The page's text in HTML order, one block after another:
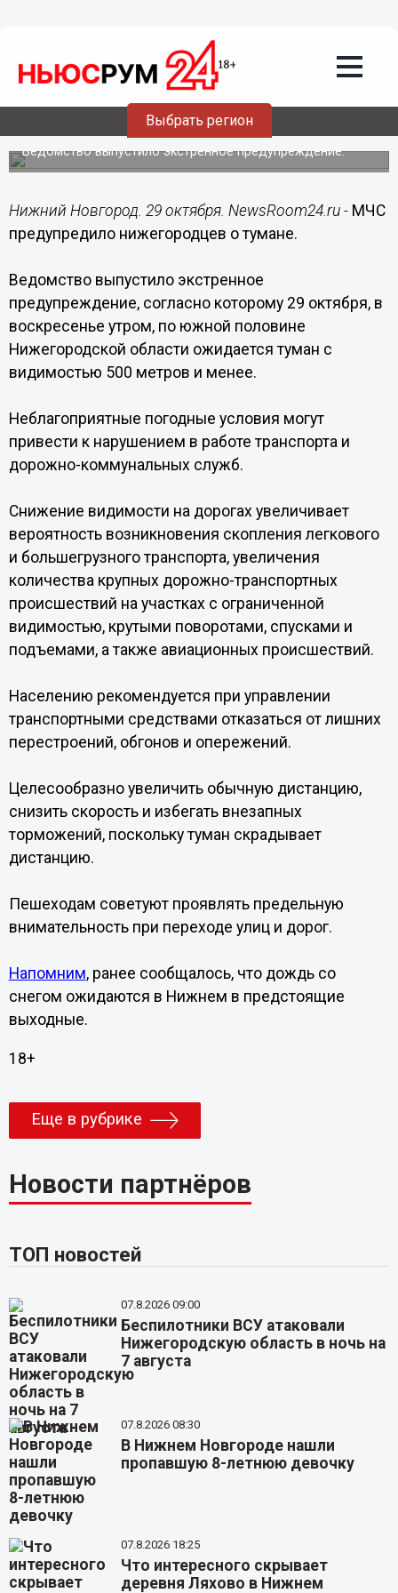
Выбрать регион
29.10.201709:00
МЧС предупредило нижегородцев о
Ведомство выпустило экстренное предупреждение.
Нижний Новгород. 29 октября. NewsRoom24.ru - МЧС
предупредило нижегородцев о тумане.
Ведомство выпустило экстренное
предупреждение, согласно которому 29 октября, в
воскресенье утром, по южной половине
Нижегородской области ожидается туман с
видимостью 500 метров и менее.
Неблагоприятные погодные условия могут
привести к нарушением в работе транспорта и
дорожно-коммунальных служб.
Снижение видимости на дорогах увеличивает
вероятность возникновения скопления легкового
и большегрузного транспорта, увеличения
количества крупных дорожно-транспортных
происшествий на участках с ограниченной
видимостью, крутыми поворотами, спусками и
подъемами, а также авиационных происшествий.
Населению рекомендуется при управлении
транспортными средствами отказаться от лишних
перестроений, обгонов и опережений.
Целесообразно увеличить обычную дистанцию,
снизить скорость и избегать внезапных
торможений, поскольку туман скрадывает
дистанцию.
Пешеходам советуют проявлять предельную
внимательность при переходе улиц и дорог.
Напомним, ранее сообщалось, что дождь со
снегом ожидаются в Нижнем в предстоящие
выходные.
18+
Еще в рубрике
Новости партнёров
ТОП новостей
07.8.2026 09:00
Беспилотники ВСУ атаковали
Нижегородскую область в ночь на
7 августа
07.8.2026 08:30
В Нижнем Новгороде нашли
пропавшую 8-летнюю девочку
07.8.2026 18:25
Что интересного скрывает
деревня Ляхово в Нижнем